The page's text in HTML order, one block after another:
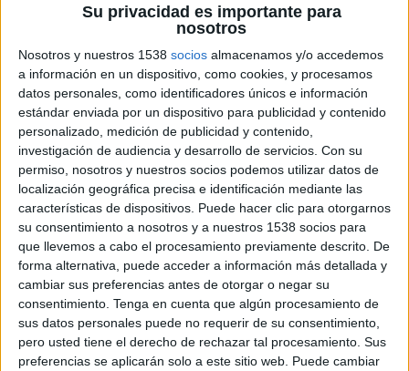
Su privacidad es importante para
nosotros
Nosotros y nuestros 1538 socios almacenamos y/o accedemos
a información en un dispositivo, como cookies, y procesamos
datos personales, como identificadores únicos e información
estándar enviada por un dispositivo para publicidad y contenido
personalizado, medición de publicidad y contenido,
investigación de audiencia y desarrollo de servicios. Con su
permiso, nosotros y nuestros socios podemos utilizar datos de
localización geográfica precisa e identificación mediante las
características de dispositivos. Puede hacer clic para otorgarnos
su consentimiento a nosotros y a nuestros 1538 socios para
que llevemos a cabo el procesamiento previamente descrito. De
forma alternativa, puede acceder a información más detallada y
cambiar sus preferencias antes de otorgar o negar su
consentimiento. Tenga en cuenta que algún procesamiento de
sus datos personales puede no requerir de su consentimiento,
pero usted tiene el derecho de rechazar tal procesamiento. Sus
preferencias se aplicarán solo a este sitio web. Puede cambiar
imitado la estética y el discurso de los anuncios
que estas emplean para comunicar sus productos
o servicios. Los spots lanzados recuerdan a las
comunicaciones de perfumes, bebidas o moda de
alta gama. La marca lanza un mensaje claro: el
lujo ya no es inaccesible.
En esta campaña, Ikea ironiza sobre la publicidad
de productos de lujo y comunica su compromiso
con los precios asequibles y la calidad en sus
productos. Ha sido creada por la agencia Rethink,
que adopta una narrativa aspiracional y
evocadora.